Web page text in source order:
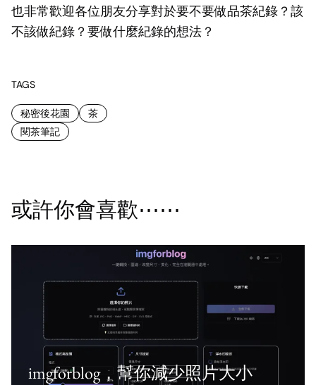
也非常歡迎各位朋友分享對於要不要做品茶紀錄？該
不該做紀錄？要做什麼紀錄的想法？
TAGS
秘密後花園
茶
閱茶筆記
或許你會喜歡⋯⋯
imgforblog，幫你減少照片大小